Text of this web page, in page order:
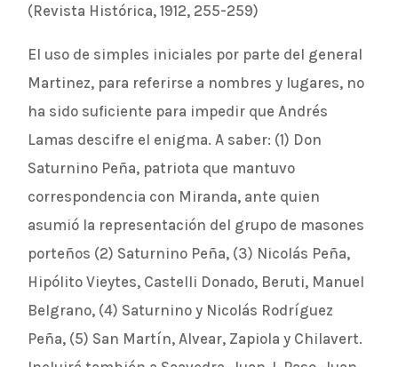
(Revista Histórica, 1912, 255-259)
El uso de simples iniciales por parte del general
Martinez, para referirse a nombres y lugares, no
ha sido suficiente para impedir que Andrés
Lamas descifre el enigma. A saber: (1) Don
Saturnino Peña, patriota que mantuvo
correspondencia con Miranda, ante quien
asumió la representación del grupo de masones
porteños (2) Saturnino Peña, (3) Nicolás Peña,
Hipólito Vieytes, Castelli Donado, Beruti, Manuel
Belgrano, (4) Saturnino y Nicolás Rodríguez
Peña, (5) San Martín, Alvear, Zapiola y Chilavert.